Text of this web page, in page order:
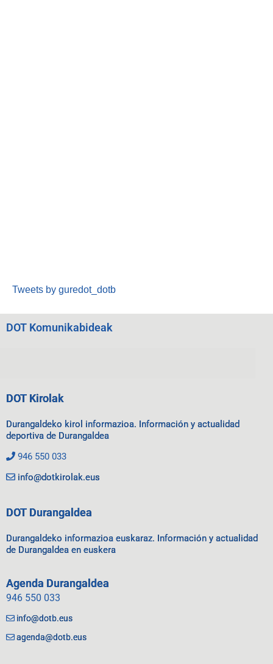
Tweets by guredot_dotb
DOT Komunikabideak
DOT Kirolak
Durangaldeko kirol informazioa. Información y actualidad
deportiva de Durangaldea
946 550 033
info@dotkirolak.eus
DOT Durangaldea
Durangaldeko informazioa euskaraz. Información y actualidad
de Durangaldea en euskera
Agenda Durangaldea
946 550 033
info@dotb.eus
agenda@dotb.eus